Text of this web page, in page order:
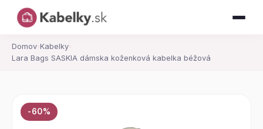
Domov› Kabelky›
Lara Bags SASKIA dámska koženková kabelka béžová
-60%